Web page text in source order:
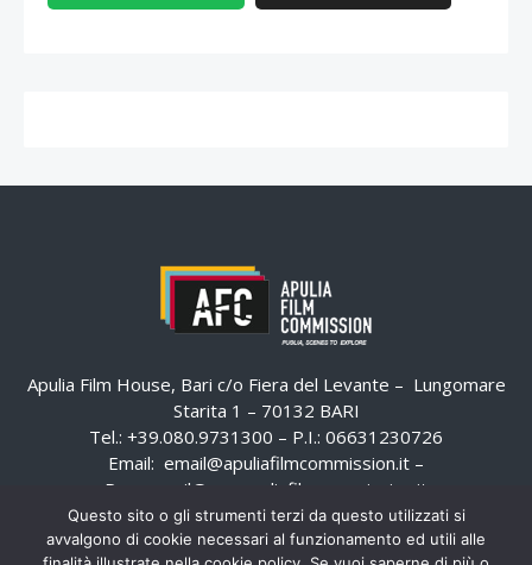
Apulia Film House, Bari c/o Fiera del Levante – Lungomare
Starita 1 – 70132 BARI
Tel.: +39.080.9731300 – P.I.: 06631230726
Email: email@apuliafilmcommission.it –
Pec:
email@pec.apuliafilmcommission.it
Questo sito o gli strumenti terzi da questo utilizzati si
avvalgono di cookie necessari al funzionamento ed utili alle